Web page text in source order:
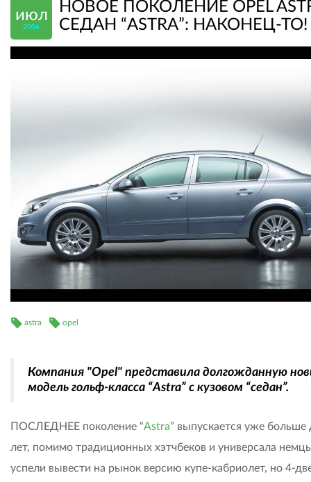
июл
2006
НОВОЕ ПОКОЛЕНИЕ OPEL
СЕДАН “ASTRA”: НАКОНЕЦ-ТО!
astra opel
Компания "Opel" представила долгожданную
модель гольф-класса “Astra” с кузовом “седан”.
ПОСЛЕДНЕЕ поколение “Astra” выпускается уже больше
лет, помимо традиционных хэтчбеков и универсала
успели вывести на рынок версию купе-кабриолет, но 4-